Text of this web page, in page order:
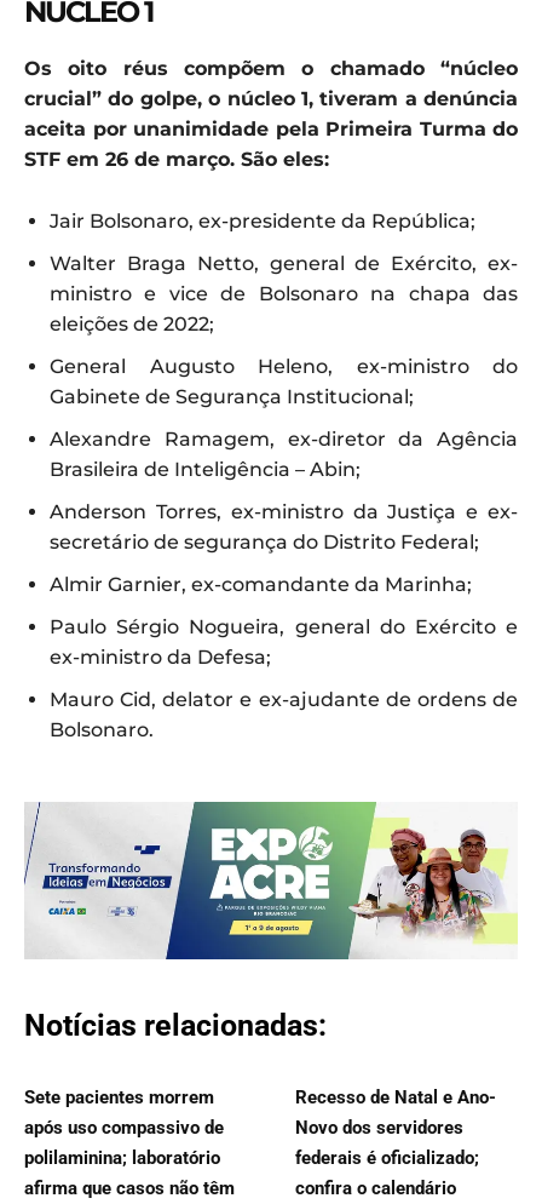
NÚCLEO 1
Os oito réus compõem o chamado “núcleo
crucial” do golpe, o núcleo 1, tiveram a denúncia
aceita por unanimidade pela Primeira Turma do
STF em 26 de março. São eles:
Jair Bolsonaro, ex-presidente da República;
Walter Braga Netto, general de Exército, ex-
ministro e vice de Bolsonaro na chapa das
eleições de 2022;
General Augusto Heleno, ex-ministro do
Gabinete de Segurança Institucional;
Alexandre Ramagem, ex-diretor da Agência
Brasileira de Inteligência – Abin;
Anderson Torres, ex-ministro da Justiça e ex-
secretário de segurança do Distrito Federal;
Almir Garnier, ex-comandante da Marinha;
Paulo Sérgio Nogueira, general do Exército e
ex-ministro da Defesa;
Mauro Cid, delator e ex-ajudante de ordens de
Bolsonaro.
Notícias relacionadas:
Sete pacientes morrem
após uso compassivo de
polilaminina; laboratório
afirma que casos não têm
Recesso de Natal e Ano-
Novo dos servidores
federais é oficializado;
confira o calendário